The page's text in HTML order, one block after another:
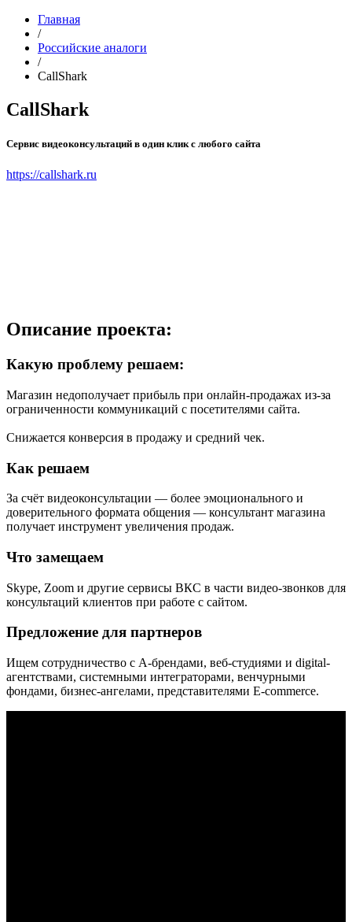
Главная
/
Российские аналоги
/
CallShark
CallShark
Сервис видеоконсультаций в один клик с любого сайта
https://callshark.ru
Описание проекта:
Какую проблему решаем:
Магазин недополучает прибыль при онлайн-продажах из-за
ограниченности коммуникаций с посетителями сайта.
Снижается конверсия в продажу и средний чек.
Как решаем
За счёт видеоконсультации — более эмоционального и
доверительного формата общения — консультант магазина
получает инструмент увеличения продаж.
Что замещаем
Skype, Zoom и другие сервисы ВКС в части видео-звонков для
консультаций клиентов при работе с сайтом.
Предложение для партнеров
Ищем сотрудничество с А-брендами, веб-студиями и digital-
агентствами, системными интеграторами, венчурными
фондами, бизнес-ангелами, представителями E-commerce.